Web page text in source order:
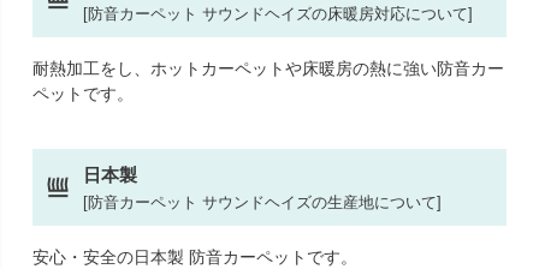
[防音カーペット サウンドヘイズの床暖房対応について]
耐熱加工をし、ホットカーペットや床暖房の熱に強い防音カー
ペットです。
日本製
[防音カーペット サウンドヘイズの生産地について]
安心・安全の日本製 防音カーペットです。